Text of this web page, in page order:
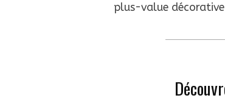
plus-value